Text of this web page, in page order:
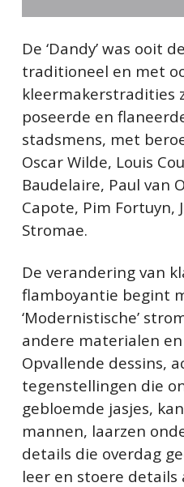
De ‘Dandy’ was ooit
traditioneel en met
kleermakerstradities
poseerde en
stadsmens, met
Oscar Wilde, Louis
Baudelaire, Paul van
Capote, Pim Fortuyn,
Stromae.
De verandering van
flamboyantie begint
‘Modernistische’
andere materialen
Opvallende dessins,
tegenstellingen die
gebloemde jasjes,
mannen, laarzen
details die overdag
leer en stoere details